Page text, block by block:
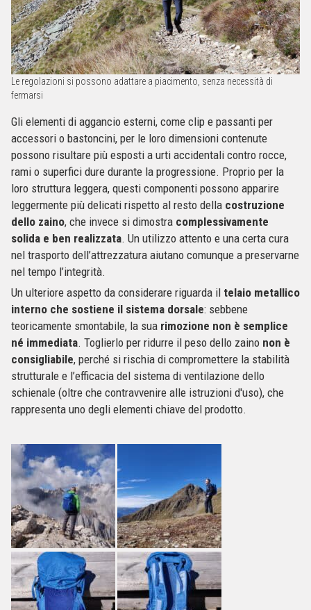
Le regolazioni si possono adattare a piacimento, senza necessità di
fermarsi
Gli elementi di aggancio esterni, come clip e passanti per
accessori o bastoncini, per le loro dimensioni contenute
possono risultare più esposti a urti accidentali contro rocce,
rami o superfici dure durante la progressione. Proprio per la
loro struttura leggera, questi componenti possono apparire
leggermente più delicati rispetto al resto della costruzione
dello zaino, che invece si dimostra complessivamente
solida e ben realizzata. Un utilizzo attento e una certa cura
nel trasporto dell’attrezzatura aiutano comunque a preservarne
nel tempo l’integrità.
Un ulteriore aspetto da considerare riguarda il telaio metallico
interno che sostiene il sistema dorsale: sebbene
teoricamente smontabile, la sua rimozione non è semplice
né immediata. Toglierlo per ridurre il peso dello zaino non è
consigliabile, perché si rischia di compromettere la stabilità
strutturale e l’efficacia del sistema di ventilazione dello
schienale (oltre che contravvenire alle istruzioni d'uso), che
rappresenta uno degli elementi chiave del prodotto.